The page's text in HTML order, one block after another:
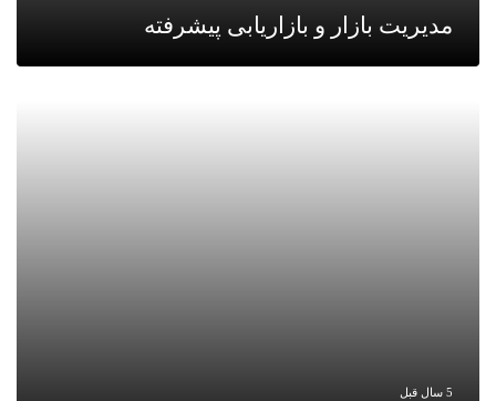
مدیریت بازار و بازاریابی پیشرفته
5 سال قبل